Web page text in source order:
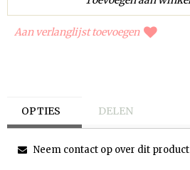
Aan verlanglijst toevoegen
OPTIES DELEN
Neem contact op over dit product